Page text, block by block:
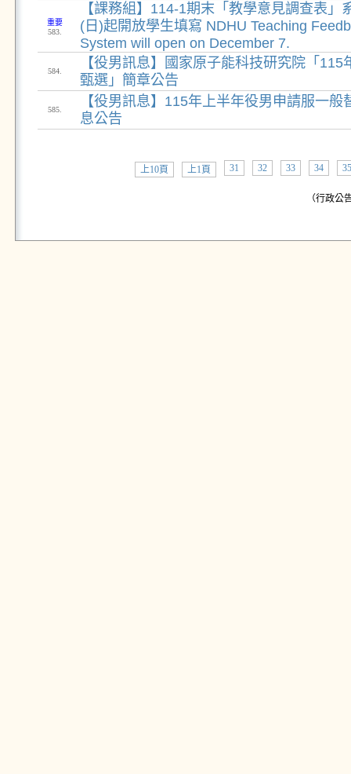
重要
583.
【課務組】114-1期末「教學意見調查表」
(日)起開放學生填寫 NDHU Teaching
System will open on December 7.
584.
【役男訊息】國家原子能科技研究院「115
甄選」簡章公告
585.
【役男訊息】115年上半年役男申請服一般
息公告
上10頁 上1頁 31 32 33 34 35
（行政公